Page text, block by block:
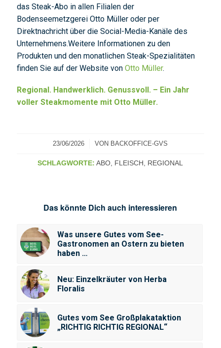
das Steak-Abo in allen Filialen der
Bodenseemetzgerei Otto Müller oder per
Direktnachricht über die Social-Media-Kanäle des
Unternehmens.Weitere Informationen zu den
Produkten und den monatlichen Steak-Spezialitäten
finden Sie auf der Website von Otto Müller.
Regional. Handwerklich. Genussvoll. – Ein Jahr
voller Steakmomente mit Otto Müller.
23/06/2026
/ VON BACKOFFICE-GVS
SCHLAGWORTE: ABO, FLEISCH, REGIONAL
Das könnte Dich auch interessieren
Was unsere Gutes vom See-
Gastronomen an Ostern zu bieten
haben …
Neu: Einzelkräuter von Herba
Floralis
Gutes vom See Großplakataktion
„RICHTIG RICHTIG REGIONAL“